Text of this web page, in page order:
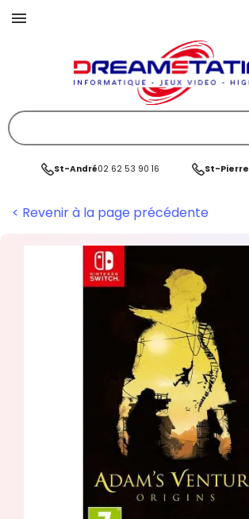
St-André02 62 53 90 16 St-Pierre
< Revenir à la page précédente